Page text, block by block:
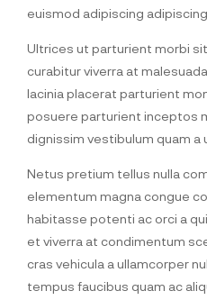
euismod adipiscing
Ultrices ut parturient morbi
curabitur viverra at
lacinia placerat parturient
posuere parturient inceptos
dignissim vestibulum quam a
Netus pretium tellus nulla
elementum magna congue
habitasse potenti ac orci a
et viverra at condimentum
cras vehicula a ullamcorper
tempus faucibus quam ac